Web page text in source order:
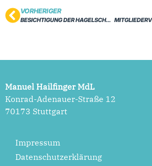
VORHERIGER
BESICHTIGUNG DER HAGELSCHÄDEN IN RIEDERICH
Manuel Hailfinger MdL
Konrad-Adenauer-Straße 12
70173 Stuttgart
Impressum
Datenschutzerklärung